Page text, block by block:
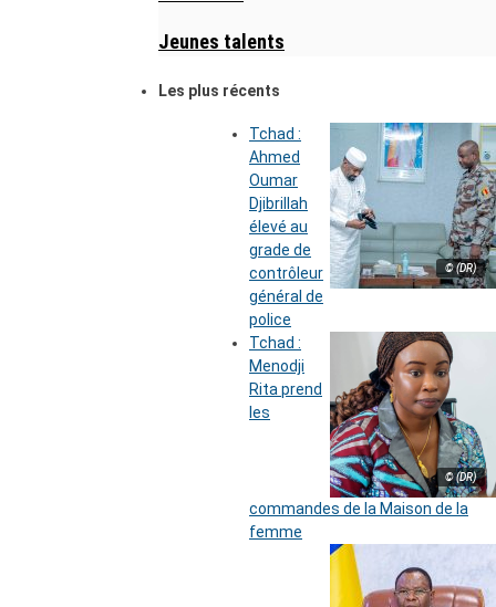
Jeunes talents
Les plus récents
© (DR)
Tchad :
Ahmed
Oumar
Djibrillah
élevé au
grade de
contrôleur
général de
police
© (DR)
Tchad :
Menodji
Rita prend
les
commandes de la Maison de la
femme